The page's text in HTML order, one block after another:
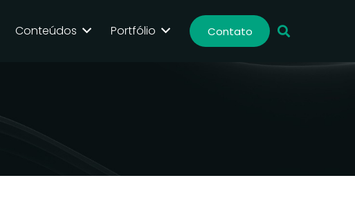
Conteúdos Portfólio Contato